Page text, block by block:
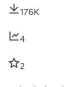
176K
4
2